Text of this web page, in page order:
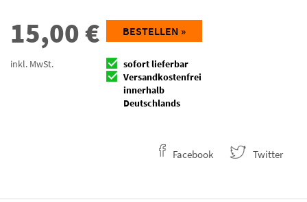
15,00€
inkl. MwSt.
BESTELLEN »
sofort lieferbar
Versandkostenfrei
innerhalb
Deutschlands
Facebook Twitter